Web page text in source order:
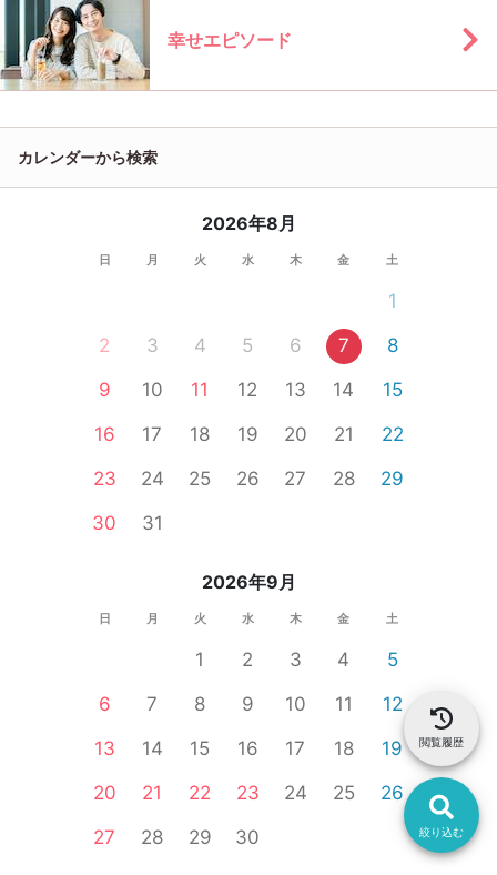
絞り込む
閲覧履歴
幸せエピソード
カレンダーから検索
2026年8月
日 月 火 水 木 金 土
1
2
3 4 5 6 7
8
9
10 11 12 13 14
15
16
17 18 19 20 21
22
23
24 25 26 27 28
29
30
31
2026年9月
日 月 火 水 木 金 土
1 2 3 4
5
6
7 8 9 10 11
12
13
14 15 16 17 18
19
20
21 22 23 24 25
26
27
28 29 30